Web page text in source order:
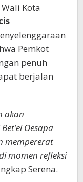
Kota
Pemkot
penuh
berjalan
akan
Oesapa
mempererat
momen refleksi
Serena.